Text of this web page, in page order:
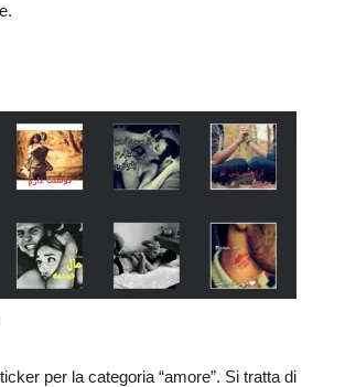
per la categoria “amore”. Si tratta di